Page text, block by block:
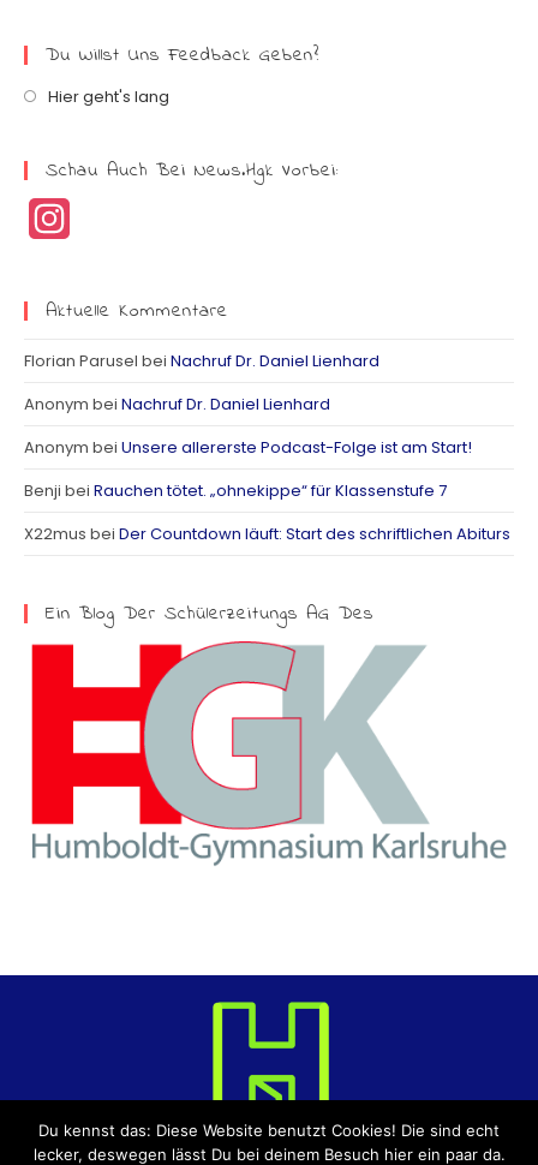
Du Willst Uns Feedback Geben?
Hier geht's lang
Schau Auch Bei News.hgk Vorbei:
a
m
Aktuelle Kommentare
Florian Parusel bei Nachruf Dr. Daniel Lienhard
Anonym bei Nachruf Dr. Daniel Lienhard
Anonym bei Unsere allererste Podcast-Folge ist am Start!
Benji bei Rauchen tötet. „ohnekippe“ für Klassenstufe 7
X22mus bei Der Countdown läuft: Start des schriftlichen Abiturs
Ein Blog Der Schülerzeitungs AG Des
Du kennst das: Diese Website benutzt Cookies! Die sind echt
lecker, deswegen lässt Du bei deinem Besuch hier ein paar da.